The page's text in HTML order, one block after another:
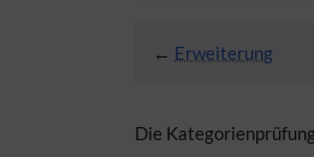
← Erweiterung
Die